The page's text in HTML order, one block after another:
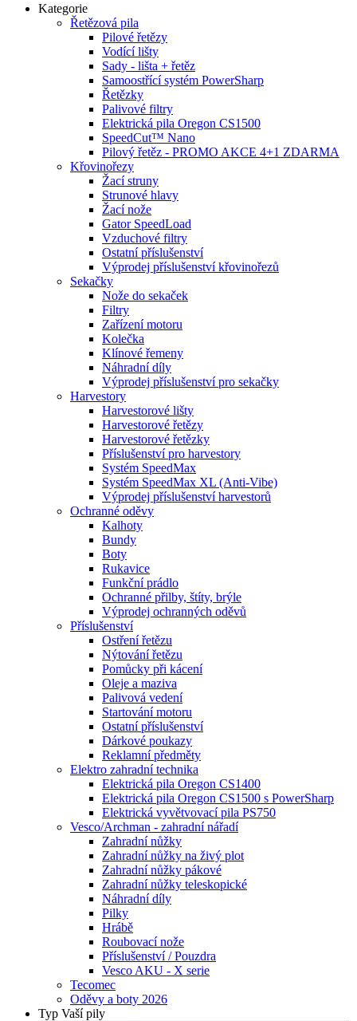
Kategorie
Řetězová pila
Pilové řetězy
Vodící lišty
Sady - lišta + řetěz
Samoostřící systém PowerSharp
Řetězky
Palivové filtry
Elektrická pila Oregon CS1500
SpeedCut™ Nano
Pilový řetěz - PROMO AKCE 4+1 ZDARMA
Křovinořezy
Žací struny
Strunové hlavy
Žací nože
Gator SpeedLoad
Vzduchové filtry
Ostatní příslušenství
Výprodej příslušenství křovinořezů
Sekačky
Nože do sekaček
Filtry
Zařízení motoru
Kolečka
Klínové řemeny
Náhradní díly
Výprodej příslušenství pro sekačky
Harvestory
Harvestorové lišty
Harvestorové řetězy
Harvestorové řetězky
Příslušenství pro harvestory
Systém SpeedMax
Systém SpeedMax XL (Anti-Vibe)
Výprodej příslušenství harvestorů
Ochranné oděvy
Kalhoty
Bundy
Boty
Rukavice
Funkční prádlo
Ochranné přilby, štíty, brýle
Výprodej ochranných oděvů
Příslušenství
Ostření řetězu
Nýtování řetězu
Pomůcky při kácení
Oleje a maziva
Palivová vedení
Startování motoru
Ostatní příslušenství
Dárkové poukazy
Reklamní předměty
Elektro zahradní technika
Elektrická pila Oregon CS1400
Elektrická pila Oregon CS1500 s PowerSharp
Elektrická vyvětvovací pila PS750
Vesco/Archman - zahradní nářadí
Zahradní nůžky
Zahradní nůžky na živý plot
Zahradní nůžky pákové
Zahradní nůžky teleskopické
Náhradní díly
Pilky
Hrábě
Roubovací nože
Příslušenství / Pouzdra
Vesco AKU - X serie
Tecomec
Oděvy a boty 2026
Typ Vaší pily